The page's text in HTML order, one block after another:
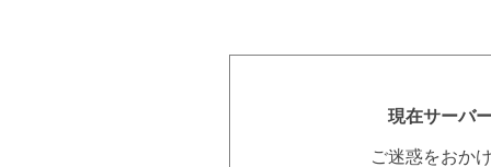
現在サーバ
ご迷惑をおか